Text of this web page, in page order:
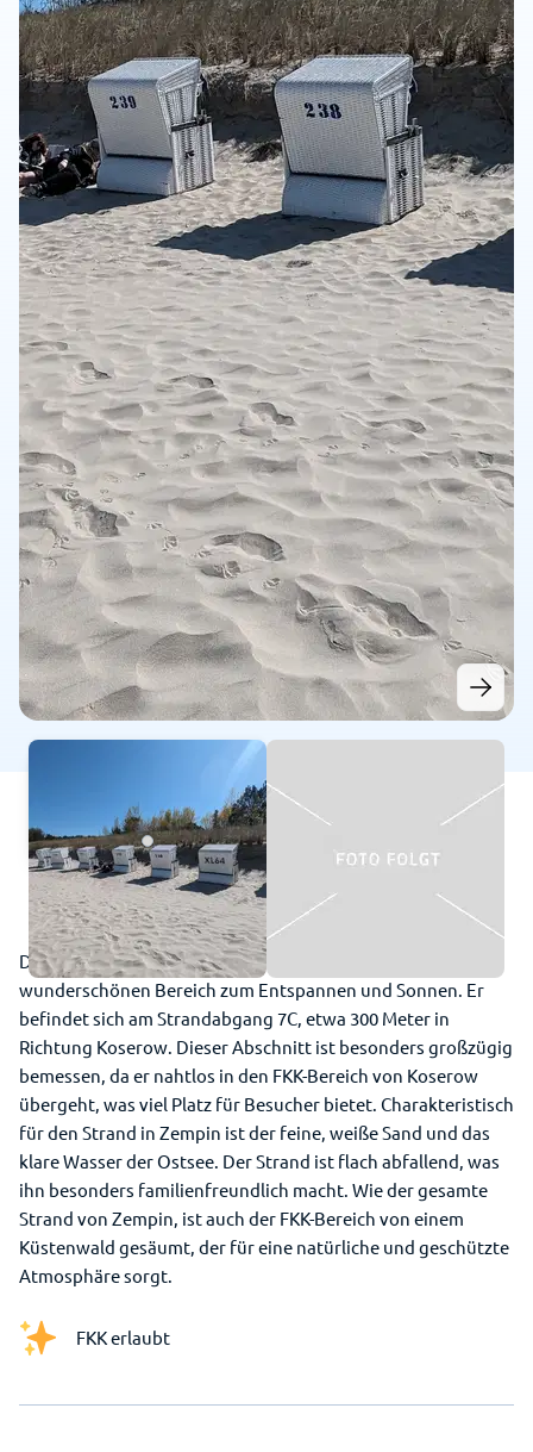
Der FKK-Strand in Zempin bietet Naturisten einen
wunderschönen Bereich zum Entspannen und Sonnen. Er
befindet sich am Strandabgang 7C, etwa 300 Meter in
Richtung Koserow. Dieser Abschnitt ist besonders großzügig
bemessen, da er nahtlos in den FKK-Bereich von Koserow
übergeht, was viel Platz für Besucher bietet. Charakteristisch
für den Strand in Zempin ist der feine, weiße Sand und das
klare Wasser der Ostsee. Der Strand ist flach abfallend, was
ihn besonders familienfreundlich macht. Wie der gesamte
Strand von Zempin, ist auch der FKK-Bereich von einem
Küstenwald gesäumt, der für eine natürliche und geschützte
Atmosphäre sorgt.
FKK erlaubt